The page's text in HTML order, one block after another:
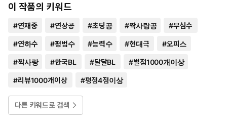
이 작품의 키워드
#연재중 #연상공 #초딩공 #짝사랑공 #무심수
#연하수 #평범수 #능력수 #현대극 #오피스
#짝사랑 #한국BL #달달BL #별점1000개이상
#리뷰1000개이상 #평점4점이상
다른 키워드로 검색